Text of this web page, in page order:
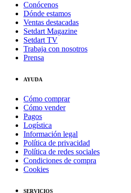
Conócenos
Dónde estamos
Ventas destacadas
Setdart Magazine
Setdart TV
Trabaja con nosotros
Prensa
AYUDA
Cómo comprar
Cómo vender
Pagos
Logística
Información legal
Política de privacidad
Política de redes sociales
Condiciones de compra
Cookies
SERVICIOS